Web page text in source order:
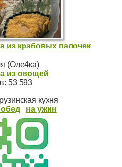
из крабовых палочек
(Оле4ка)
из овощей
53 593
кухня
обед на ужин